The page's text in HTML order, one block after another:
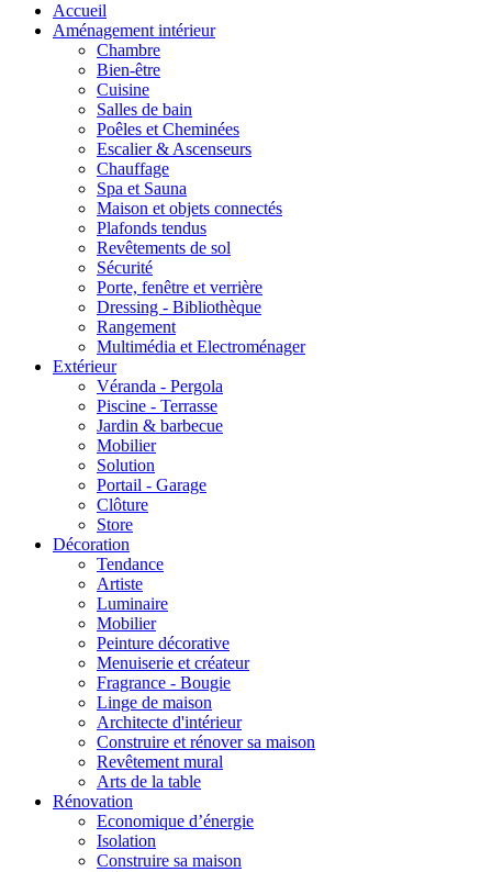
Accueil
Aménagement intérieur
Chambre
Bien-être
Cuisine
Salles de bain
Poêles et Cheminées
Escalier & Ascenseurs
Chauffage
Spa et Sauna
Maison et objets connectés
Plafonds tendus
Revêtements de sol
Sécurité
Porte, fenêtre et verrière
Dressing - Bibliothèque
Rangement
Multimédia et Electroménager
Extérieur
Véranda - Pergola
Piscine - Terrasse
Jardin & barbecue
Mobilier
Solution
Portail - Garage
Clôture
Store
Décoration
Tendance
Artiste
Luminaire
Mobilier
Peinture décorative
Menuiserie et créateur
Fragrance - Bougie
Linge de maison
Architecte d'intérieur
Construire et rénover sa maison
Revêtement mural
Arts de la table
Rénovation
Economique d’énergie
Isolation
Construire sa maison